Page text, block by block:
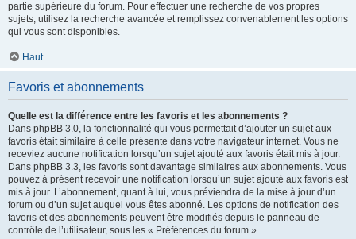
partie supérieure du forum. Pour effectuer une recherche de vos propres
sujets, utilisez la recherche avancée et remplissez convenablement les options
qui vous sont disponibles.
Haut
Favoris et abonnements
Quelle est la différence entre les favoris et les abonnements ?
Dans phpBB 3.0, la fonctionnalité qui vous permettait d’ajouter un sujet aux
favoris était similaire à celle présente dans votre navigateur internet. Vous ne
receviez aucune notification lorsqu’un sujet ajouté aux favoris était mis à jour.
Dans phpBB 3.3, les favoris sont davantage similaires aux abonnements. Vous
pouvez à présent recevoir une notification lorsqu’un sujet ajouté aux favoris est
mis à jour. L’abonnement, quant à lui, vous préviendra de la mise à jour d’un
forum ou d’un sujet auquel vous êtes abonné. Les options de notification des
favoris et des abonnements peuvent être modifiés depuis le panneau de
contrôle de l’utilisateur, sous les « Préférences du forum ».